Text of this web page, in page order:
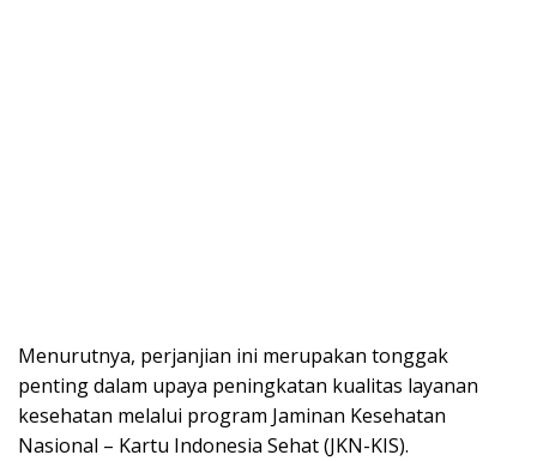
Menurutnya, perjanjian ini merupakan tonggak
penting dalam upaya peningkatan kualitas layanan
kesehatan melalui program Jaminan Kesehatan
Nasional – Kartu Indonesia Sehat (JKN-KIS).